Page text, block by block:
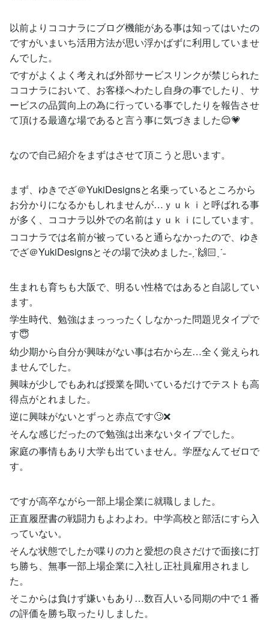
以前よりココナラにブログ機能がある事は知ってはいたの
ですがいまいち活用方法が思い浮かばずに利用していませ
んでした。
ですがよくよく考えれば外部サービスリンクが禁じられた
ココナラにおいて、お客様へわたし自身の事でしたり、サ
ービスの品質向上の為に行っている事でしたりを報告させ
て頂ける最適な場であると言う事に気づきました😌💗
なので自己紹介をまずはさせて頂こうと思います。
まず、ゆきでざ＠YukiDesignsと名乗っているところから
お分かりになるかもしれませんが…ｙｕｋｉと呼ばれる事
が多く、ココナラ以外での名前はｙｕｋｉにしています。
ココナラでは名前が被っていると通らなかったので、ゆき
でざ＠YukiDesignsとその場で決めました˗ˏˋ🙌🏻ˎˊ˗
生まれも育ちも大阪で、明るい性格ではあると自認してい
ます。
学生時代、勉強はまっっったくしなかった問題児タイプで
す😇
幼少期から自分が興味がない事は右から左…全く覚えられ
ませんでした。
興味が少しでもあれば授業を聞いているだけでテストも高
得点がとれました。
逆に興味がないとずっと赤点です🙄❌
そんな感じだったので勉強は出来ないタイプでした。
家庭の事情もあり大学も出ていません。学歴なんてゼロで
す。
ですが高卒ながら一部上場企業に就職しました。
正直履歴書の戦闘力もよわよわ。中学高校と部活にすら入
っていない。
そんな状態でしたが喋りの力と愛想の良さだけで面接に打
ち勝ち、無事一部上場企業に入社し正社員雇用されまし
た。
そこからは負けず嫌いもあり…数百人いる同期の中で１番
の評価を勝ち取ったりしました。